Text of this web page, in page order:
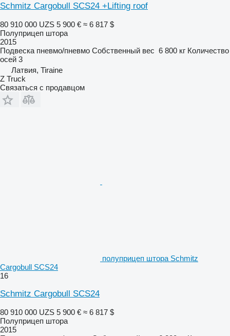
Schmitz Cargobull SCS24 +Lifting roof
80 910 000 UZS 5 900 € ≈ 6 817 $
Полуприцеп штора
2015
Подвеска пневмо/пневмо Собственный вес 6 800 кг Количество
осей 3
Латвия, Tiraine
Z Truck
Связаться с продавцом
полуприцеп штора Schmitz
Cargobull SCS24
16
Schmitz Cargobull SCS24
80 910 000 UZS 5 900 € ≈ 6 817 $
Полуприцеп штора
2015